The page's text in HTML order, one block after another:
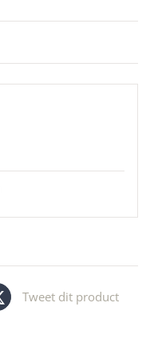
Tweet dit product